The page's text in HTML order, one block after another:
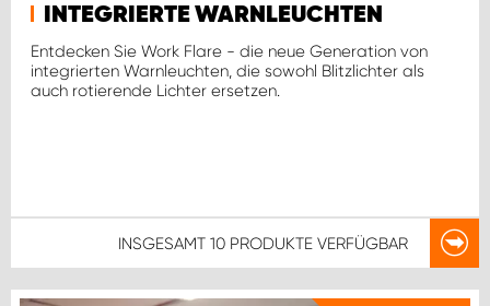
INTEGRIERTE WARNLEUCHTEN
Entdecken Sie Work Flare - die neue Generation von
integrierten Warnleuchten, die sowohl Blitzlichter als
auch rotierende Lichter ersetzen.
INSGESAMT 10 PRODUKTE VERFÜGBAR